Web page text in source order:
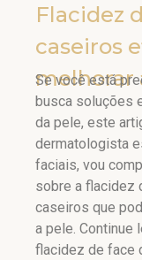
Flacidez
caseiros
melhorar
Se você está
busca soluções
da pele, este
dermatologista
faciais, vou
sobre a flacidez
caseiros que
a pele. Continue
flacidez de face